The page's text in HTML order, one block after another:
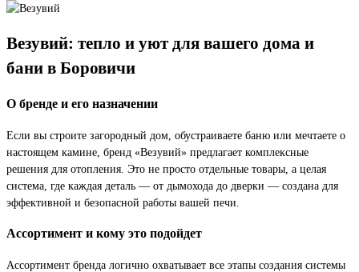
Везувий: тепло и уют для вашего дома и
бани в Боровичи
О бренде и его назначении
Если вы строите загородный дом, обустраиваете баню или мечтаете о
настоящем камине, бренд «Везувий» предлагает комплексные
решения для отопления. Это не просто отдельные товары, а целая
система, где каждая деталь — от дымохода до дверки — создана для
эффективной и безопасной работы вашей печи.
Ассортимент и кому это подойдет
Ассортимент бренда логично охватывает все этапы создания системы